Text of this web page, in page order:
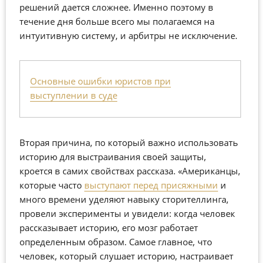
решений дается сложнее. Именно поэтому в
течение дня больше всего мы полагаемся на
интуитивную систему, и арбитры не исключение.
Основные ошибки юристов при
выступлении в суде
Вторая причина, по который важно использовать
историю для выстраивания своей защиты,
кроется в самих свойствах рассказа. «Американцы,
которые часто выступают перед присяжными и
много времени уделяют навыку сторителлинга,
провели эксперименты и увидели: когда человек
рассказывает историю, его мозг работает
определенным образом. Самое главное, что
человек, который слушает историю, настраивает